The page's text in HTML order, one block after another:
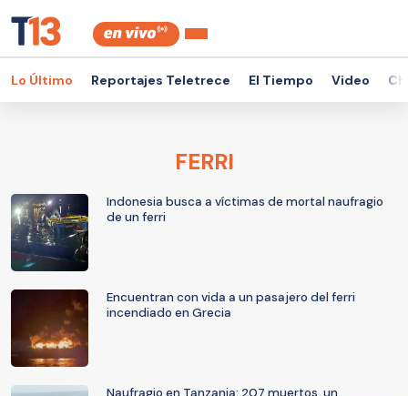
Lo Último Reportajes Teletrece El Tiempo Video
FERRI
Indonesia busca a víctimas de mortal naufragio
de un ferri
Encuentran con vida a un pasajero del ferri
incendiado en Grecia
Naufragio en Tanzania: 207 muertos, un